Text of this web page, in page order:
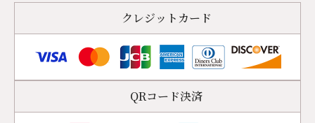
クレジットカード
QRコード決済